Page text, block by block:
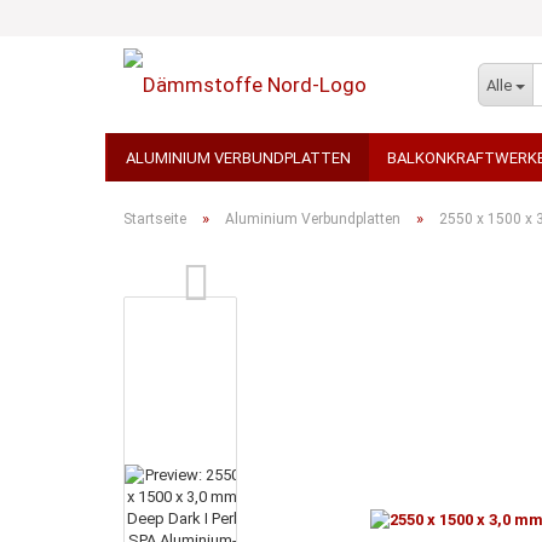
Alle
ALUMINIUM VERBUNDPLATTEN
PORENBETON / KALKSANDSTEINE
Startseite » Aluminium Verbundplatten » 2550 x 1500 x